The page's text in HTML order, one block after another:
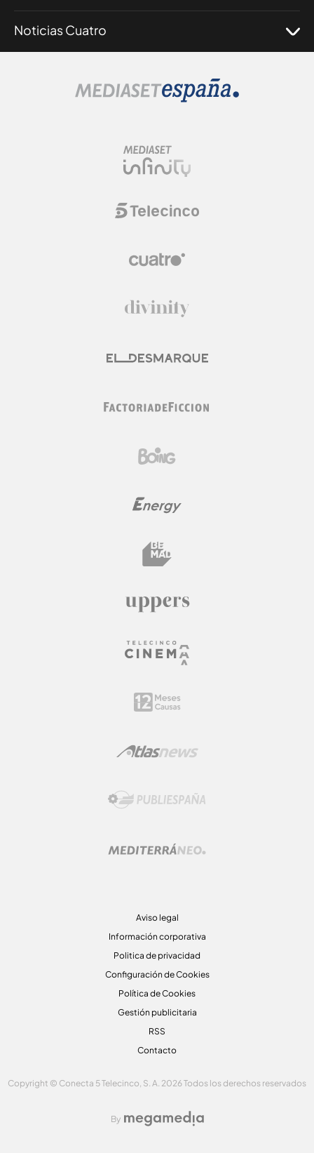
Noticias Cuatro
Aviso legal
Información corporativa
Politica de privacidad
Configuración de Cookies
Política de Cookies
Gestión publicitaria
RSS
Contacto
Copyright © Conecta 5 Telecinco, S. A. 2026 Todos los derechos reservados
By